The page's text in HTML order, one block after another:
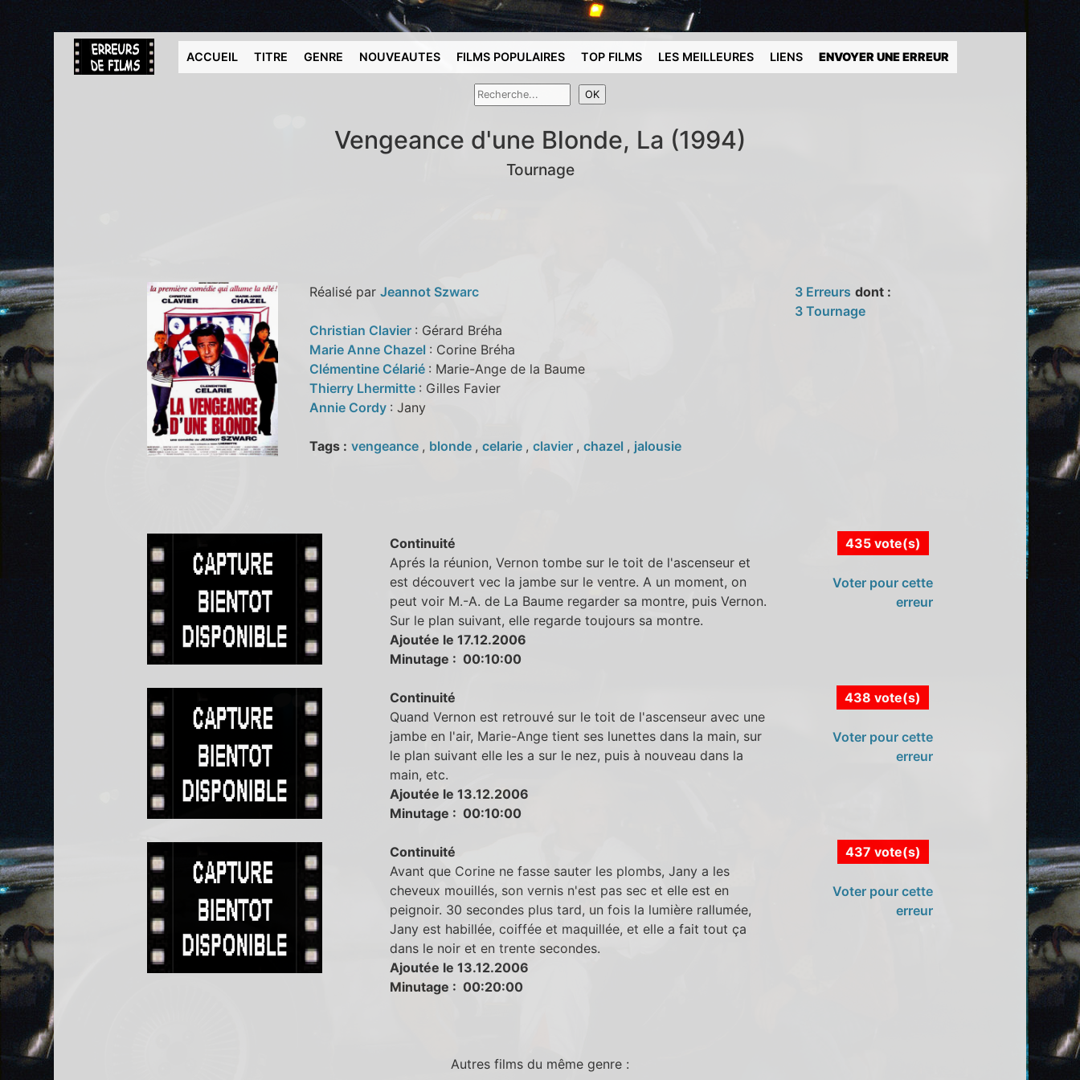
ACCUEIL TITRE GENRE NOUVEAUTES FILMS POPULAIRES TOP FILMS LES MEILLEURES LIENS ENVOYER UNE ERREUR
Vengeance d'une Blonde, La (1994)
Tournage
Réalisé par Jeannot Szwarc
Christian Clavier : Gérard Bréha
Marie Anne Chazel : Corine Bréha
Clémentine Célarié : Marie-Ange de la Baume
Thierry Lhermitte : Gilles Favier
Annie Cordy : Jany
Tags : vengeance , blonde , celarie , clavier , chazel , jalousie
3 Erreurs dont :
3 Tournage
Continuité
Aprés la réunion, Vernon tombe sur le toit de l'ascenseur et
est découvert vec la jambe sur le ventre. A un moment, on
peut voir M.-A. de La Baume regarder sa montre, puis Vernon.
Sur le plan suivant, elle regarde toujours sa montre.
Ajoutée le 17.12.2006
Minutage : 00:10:00
435 vote(s)
Voter pour cette
erreur
Continuité
Quand Vernon est retrouvé sur le toit de l'ascenseur avec une
jambe en l'air, Marie-Ange tient ses lunettes dans la main, sur
le plan suivant elle les a sur le nez, puis à nouveau dans la
main, etc.
Ajoutée le 13.12.2006
Minutage : 00:10:00
438 vote(s)
Voter pour cette
erreur
Continuité
Avant que Corine ne fasse sauter les plombs, Jany a les
cheveux mouillés, son vernis n'est pas sec et elle est en
peignoir. 30 secondes plus tard, un fois la lumière rallumée,
Jany est habillée, coiffée et maquillée, et elle a fait tout ça
dans le noir et en trente secondes.
Ajoutée le 13.12.2006
Minutage : 00:20:00
437 vote(s)
Voter pour cette
erreur
Autres films du même genre :